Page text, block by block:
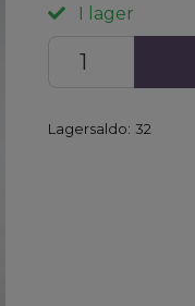
I lager
Lagersaldo: 32